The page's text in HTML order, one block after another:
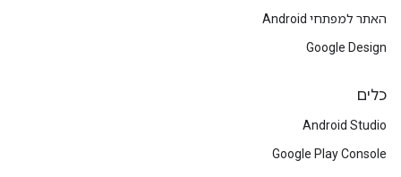
האתר למפתחי Android
Google Design
כלים
Android Studio
Google Play Console